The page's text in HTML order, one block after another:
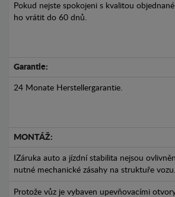
Pokud nejste spokojeni s kvalitou
ho vrátit do 60 dnů.
Garantie:
24 Monate Herstellergarantie.
MONTÁŽ:
IZáruka auto a jízdní stabilita nejsou
nutné mechanické zásahy na struktuře vozu.
Protože vůz je vybaven upevňovacími